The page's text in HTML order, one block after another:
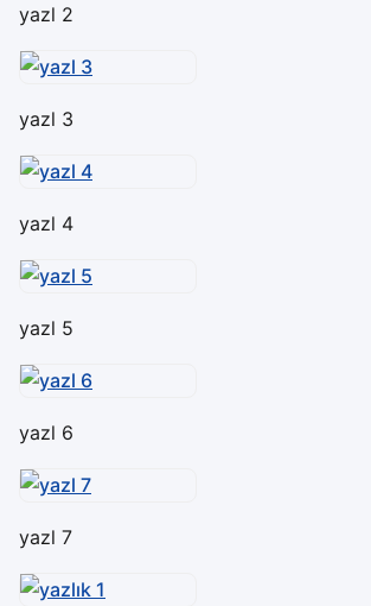
yazl 2
yazl 3
yazl 4
yazl 5
yazl 6
yazl 7